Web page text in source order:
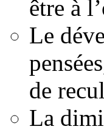
être à
Le
de recul
La